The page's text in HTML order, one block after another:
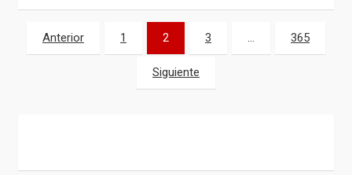
Paginación
de
Anterior 1 2 3 … 365
Siguiente